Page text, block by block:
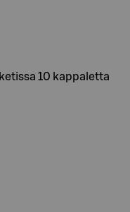
10 kappaletta